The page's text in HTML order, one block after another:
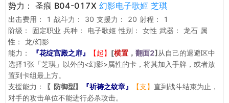
势力： 圣痕 B04-017X 幻影电子歌姬 芝琪
出击费用： 1 战斗力： 30 支援力： 20 射程：
1
阶级：
固定职业 兵种： 电子歌姬 性别： 女性 武器： 龙石 属
性：
龙/幻影
能力：
『花绽宫殿之扉』 【起】 [横置 ， 翻面2] 从自己的退避区中
选择1张「芝琪」以外的<幻影>属性的卡，将其加入手牌，或者放
置到卡组最上方。
支援能力：
〖防御型〗 『祈祷之纹章』 【支】 直到战斗结束为止，
对手的攻击单位不能进行必杀攻击。